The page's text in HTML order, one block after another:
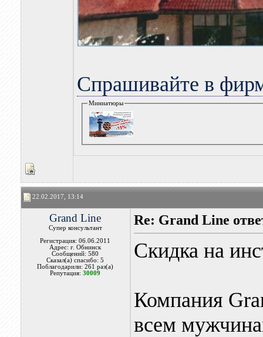
Спрашивайте в
Миниатюры
22.02.2017, 13:14
Grand Line
Супер консультант
Регистрация: 06.06.2011
Адрес: г. Обнинск
Сообщений: 580
Сказал(а) спасибо: 5
Поблагодарили: 261 раз(а)
Репутация:30009
Re: Grand Line
Скидка на
Компания
всем